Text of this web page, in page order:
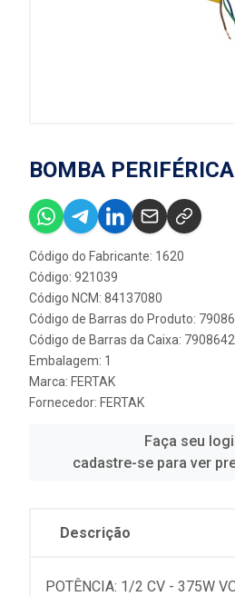
BOMBA
Código do Fabricante: 1620
Código: 921039
Código NCM: 84137080
Código de Barras do Produto:
Código de Barras da Caixa:
Embalagem: 1
Marca: FERTAK
Fornecedor: FERTAK
Faça seu
cadastre-se para ver
Descrição
POTÊNCIA: 1/2 CV - 375W